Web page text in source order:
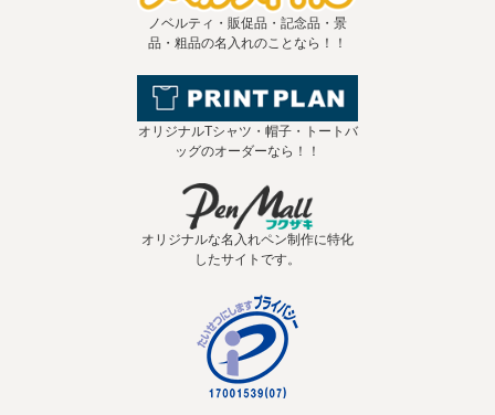
ノベルティ・販促品・記念品・景
品・粗品の名入れのことなら！！
オリジナルTシャツ・帽子・トートバ
ッグのオーダーなら！！
オリジナルな名入れペン制作に特化
したサイトです。